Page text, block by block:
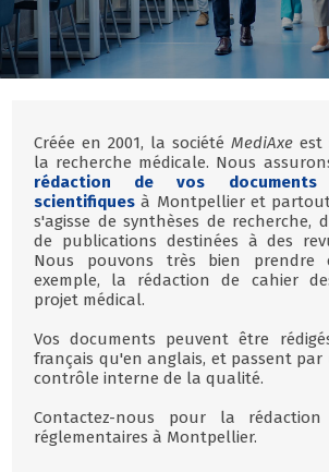
Créée en 2001, la société MediAxeest
la recherche médicale. Nous
rédaction de vos
scientifiques à Montpellier et
s'agisse de synthèses de recherche,
de publications destinées à des
Nous pouvons très bien prendre
exemple, la rédaction de cahier
projet médical.
Vos documents peuvent être
français qu'en anglais, et passent par
contrôle interne de la qualité.
Contactez-nous pour la
réglementaires à Montpellier.